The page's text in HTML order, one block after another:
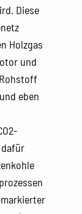
Diese
Holzgas
und
eben